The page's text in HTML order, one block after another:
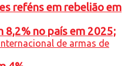
8,2% no país em 2025;
reféns em rebelião em